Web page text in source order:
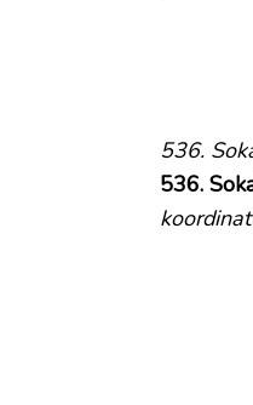
536.
536.